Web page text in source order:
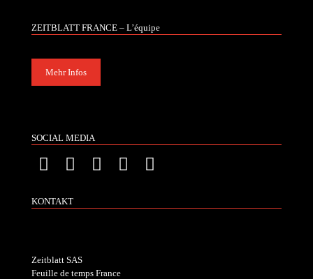
ZEITBLATT FRANCE – L’équipe
Mehr Infos
SOCIAL MEDIA
KONTAKT
Zeitblatt SAS
Feuille de temps France